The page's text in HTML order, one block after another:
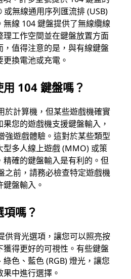
無線通用序列匯流排 (USB)
線 104 鍵盤提供了無線纜線
工作空間並在鍵盤放置方面
值得注意的是，與有線鍵盤
換電池或充電。
104 鍵盤嗎？
於計算機，但某些遊戲機確實
您的遊戲機支援鍵盤輸入，
強遊戲體驗。這對於某些類型
型多人線上遊戲 (MMO) 或策
確的鍵盤輸入是有利的。但
之前，請務必檢查特定遊戲機
盤輸入。
嗎？
供背光選項，讓您可以照亮按
得更好的可視性。有些鍵盤
色、藍色 (RGB) 燈光，讓您
中進行選擇。